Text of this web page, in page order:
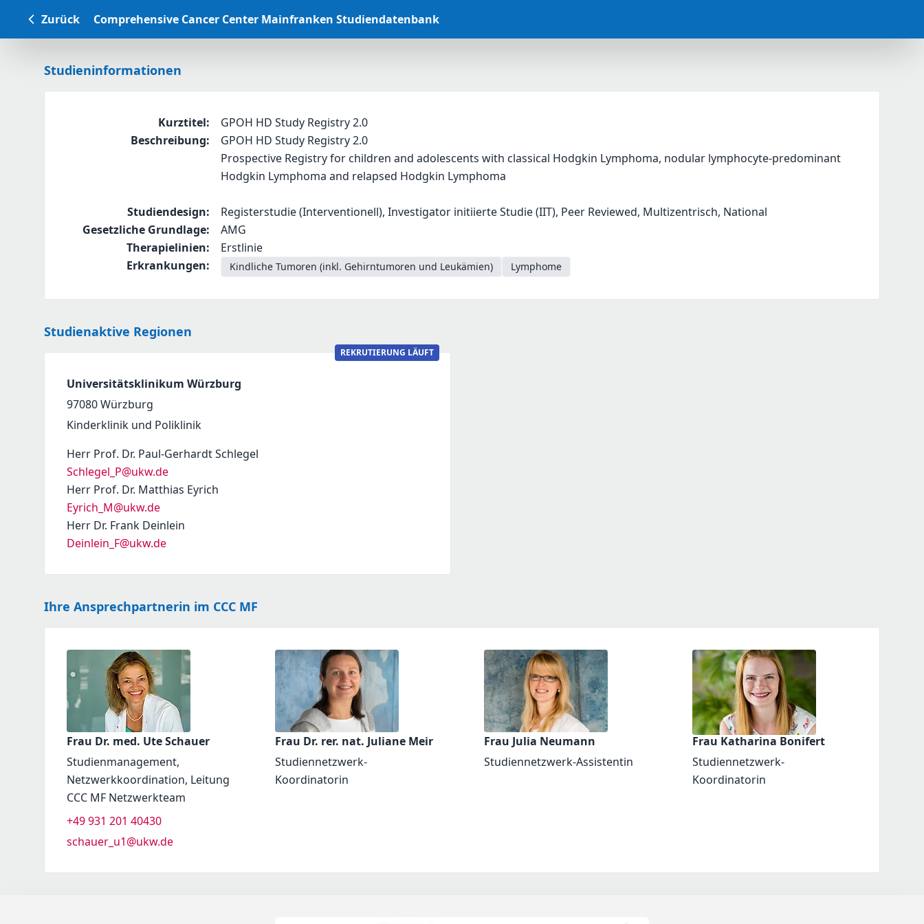
Zurück Comprehensive Cancer Center Mainfranken Studiendatenbank
Studieninformationen
Kurztitel:
GPOH HD Study Registry 2.0
Beschreibung:
GPOH HD Study Registry 2.0
Prospective Registry for children and adolescents with classical Hodgkin Lymphoma, nodular lymphocyte-predominant
Hodgkin Lymphoma and relapsed Hodgkin Lymphoma
Studiendesign:
Registerstudie (Interventionell), Investigator initiierte Studie (IIT), Peer Reviewed, Multizentrisch, National
Gesetzliche Grundlage:
AMG
Therapielinien:
Erstlinie
Erkrankungen: Kindliche Tumoren (inkl. Gehirntumoren und Leukämien) Lymphome
Studienaktive Regionen
REKRUTIERUNG LÄUFT
Universitätsklinikum Würzburg
97080Würzburg
Kinderklinik und Poliklinik
Herr Prof. Dr. Paul-Gerhardt Schlegel
Schlegel_P@ukw.de
Herr Prof. Dr. Matthias Eyrich
Eyrich_M@ukw.de
Herr Dr. Frank Deinlein
Deinlein_F@ukw.de
Ihre Ansprechpartnerin im CCC MF
Frau Dr. med. Ute Schauer
Studienmanagement,
Netzwerkkoordination, Leitung
CCC MF Netzwerkteam
+49 931 201 40430
schauer_u1@ukw.de
Frau Dr. rer. nat. Juliane Meir
Studiennetzwerk-
Koordinatorin
Frau Julia Neumann
Studiennetzwerk-Assistentin
Frau Katharina Bonifert
Studiennetzwerk-
Koordinatorin